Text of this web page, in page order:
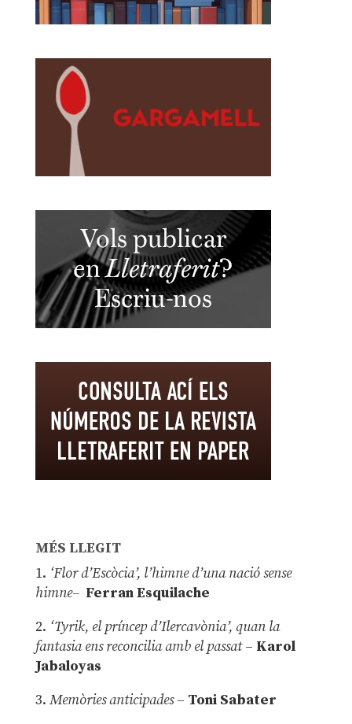
MÉS LLEGIT
1. ‘Flor d’Escòcia’, l’himne d’una nació sense
himne– Ferran Esquilache
2. ‘Tyrik, el príncep d’Ilercavònia’, quan la
fantasia ens reconcilia amb el passat– Karol
Jabaloyas
3. Memòries anticipades– Toni Sabater